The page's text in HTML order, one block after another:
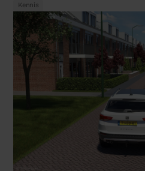
vrachtwagenchauffeurs. Het
Kennis